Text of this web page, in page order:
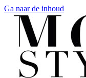
Ga naar de inhoud